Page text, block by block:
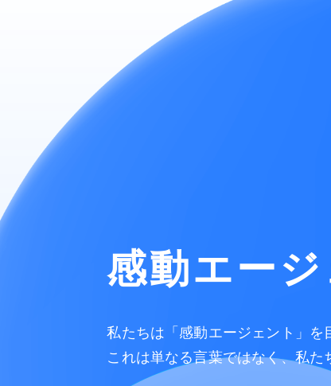
感動エー
私たちは「感動エージェント」を
これは単なる言葉ではなく、私た